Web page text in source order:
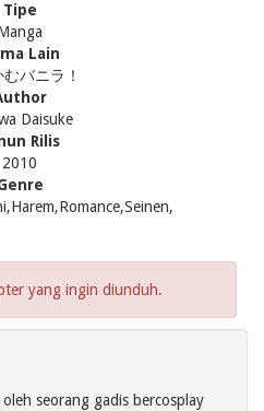
Tipe
Lain
バニラ！
Daisuke
Rilis
2010
yang ingin diunduh.
seorang gadis bercosplay